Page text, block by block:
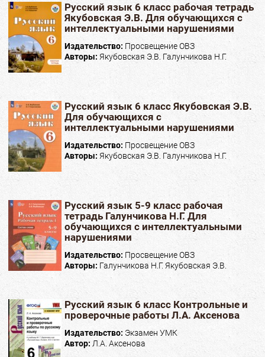
Русский язык 6 класс рабочая тетрадь
Якубовская Э.В. Для обучающихся с
интеллектуальными нарушениями
Издательство: Просвещение ОВЗ
Авторы: Якубовская Э.В. Галунчикова Н.Г.
Русский язык 6 класс Якубовская Э.В.
Для обучающихся с
интеллектуальными нарушениями
Издательство: Просвещение ОВЗ
Авторы: Якубовская Э.В. Галунчикова Н.Г.
Русский язык 5-9 класс рабочая
тетрадь Галунчикова Н.Г. Для
обучающихся с интеллектуальными
нарушениями
Издательство: Просвещение ОВЗ
Авторы: Галунчикова Н.Г. Якубовская Э.В.
Русский язык 6 класс Контрольные и
проверочные работы Л.А. Аксенова
Издательство: Экзамен УМК
Автор: Л.А. Аксенова